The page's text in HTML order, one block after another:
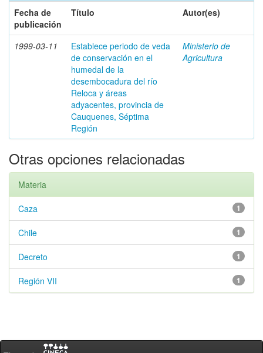
Fecha de
publicación
Título Autor(es)
1999-03-11
Establece periodo de veda
de conservación en el
humedal de la
desembocadura del río
Reloca y áreas
adyacentes, provincia de
Cauquenes, Séptima
Región
Ministerio de
Agricultura
Otras opciones relacionadas
Materia
1
Caza
1
Chile
1
Decreto
1
Región VII